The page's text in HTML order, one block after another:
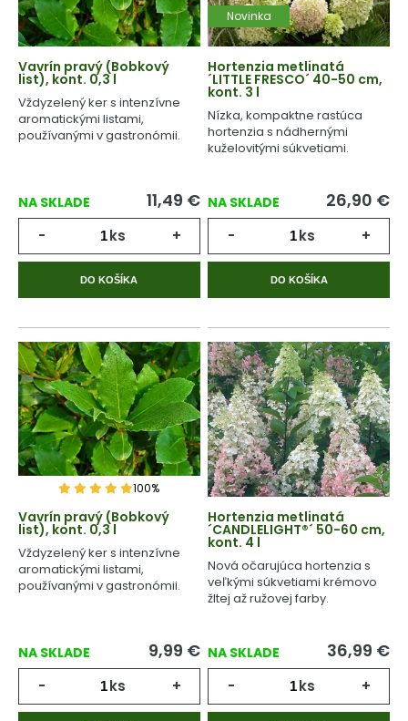
Vavrín pravý (Bobkový
list), kont. 0,3 l
Vždyzelený ker s intenzívne
aromatickými listami,
používanými v gastronómii.
NA SKLADE 11,49 €
- ks +
DO KOŠÍKA
Novinka
Hortenzia metlinatá
´LITTLE FRESCO´ 40-50 cm,
kont. 3 l
Nízka, kompaktne rastúca
hortenzia s nádhernými
kuželovitými súkvetiami.
NA SKLADE 26,90 €
- ks +
DO KOŠÍKA
100%
Vavrín pravý (Bobkový
list), kont. 0,3 l
Vždyzelený ker s intenzívne
aromatickými listami,
používanými v gastronómii.
NA SKLADE 9,99 €
- ks +
Hortenzia metlinatá
´CANDLELIGHT®´ 50-60 cm,
kont. 4 l
Nová očarujúca hortenzia s
veľkými súkvetiami krémovo
žltej až ružovej farby.
NA SKLADE 36,99 €
- ks +